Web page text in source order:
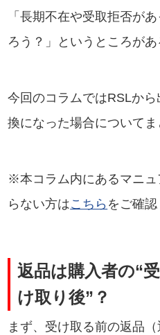
「長期不在や受取拒否が
ろう？」というところがあ
今回のコラムではRSLか
換になった場合についてま
※本コラム内にあるマニ
らない方はこちら をご確認
返品は購入者の“
け取り後”？
まず、受け取る前の返品